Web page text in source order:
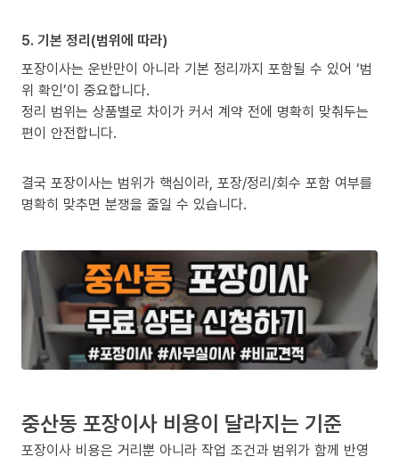
5. 기본 정리(범위에 따라)
포장이사는 운반만이 아니라 기본 정리까지 포함될 수 있어 ‘범
위 확인’이 중요합니다.
정리 범위는 상품별로 차이가 커서 계약 전에 명확히 맞춰두는
편이 안전합니다.
결국 포장이사는 범위가 핵심이라, 포장/정리/회수 포함 여부를
명확히 맞추면 분쟁을 줄일 수 있습니다.
중산동 포장이사 비용이 달라지는 기준
포장이사 비용은 거리뿐 아니라 작업 조건과 범위가 함께 반영